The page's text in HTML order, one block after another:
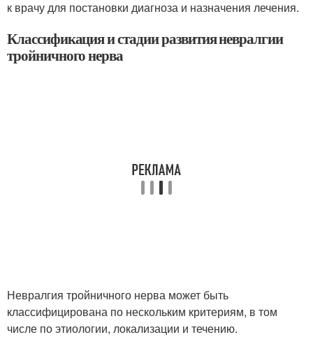
к врачу для постановки диагноза и назначения лечения.
Классификация и стадии развития невралгии
тройничного нерва
Невралгия тройничного нерва может быть
классифицирована по нескольким критериям, в том
числе по этиологии, локализации и течению.